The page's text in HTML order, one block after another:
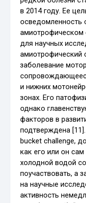
в 2014 году. Ее
осведомленность
амиотрофическом
для научных
амиотрофический
заболевание
и нижних
зонах. Его
однако
факторов в
подтверждена
bucket challenge,
как его или он
холодной водой
поучаствовать, а
на научные
активность